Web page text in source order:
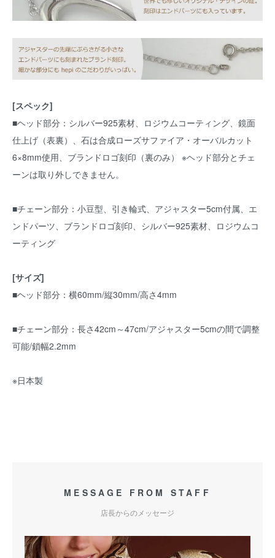
[スペック]
■ヘッド部分：シルバー925素材、ロジウムコーティング、鏡面
仕上げ（表裏）、石は合成ローズサファイア・オーバルカット
6×8mm使用、ブランドロゴ刻印（裏のみ） ※ヘッド部分とチェ
ーンは取り外しできません。
■チェーン部分：小豆型、引き輪式、アジャスター5cm付属、エ
ンドパーツ、ブランドロゴ刻印、シルバー925素材、ロジウムコ
ーティング
[サイズ]
■ヘッド部分：横60mm/縦30mm/高さ4mm
■チェーン部分：長さ42cm～47cm/アジャスター5cmの間で調整
可能/鎖幅2.2mm
※日本製
MESSAGE FROM STAFF
店長からのメッセージ